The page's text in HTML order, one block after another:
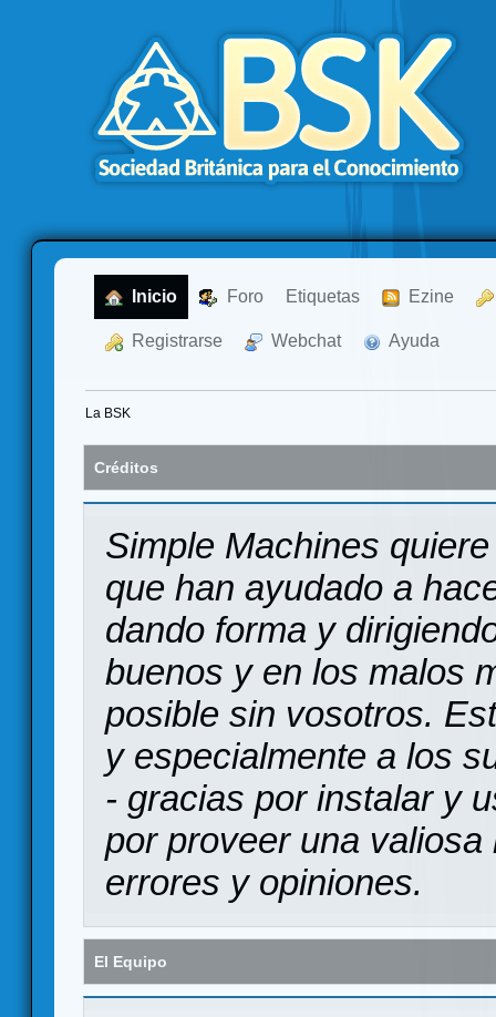
Inicio Foro Etiquetas Ezine
Registrarse Webchat Ayuda
La BSK
Créditos
Simple Machines
que han ayudado a
dando forma y
buenos y en los malos
posible sin vosotros.
y especialmente a los
- gracias por instalar y
por proveer una
errores y opiniones.
El Equipo